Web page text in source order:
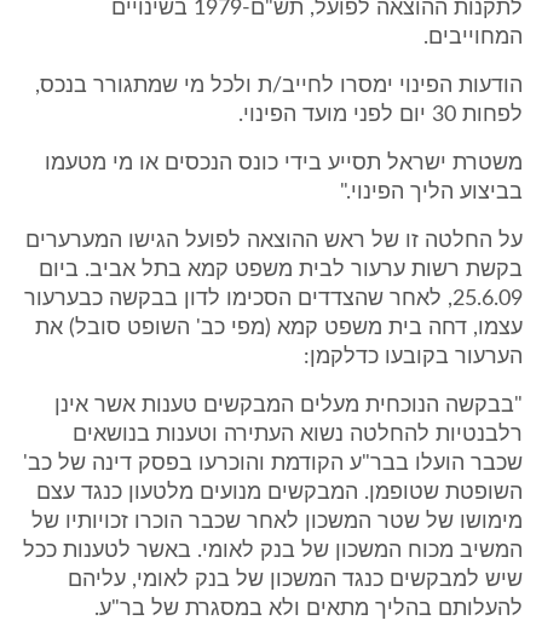
לתקנות ההוצאה לפועל, תש"ם-1979 בשינויים
המחוייבים.
הודעות הפינוי ימסרו לחייב/ת ולכל מי שמתגורר בנכס,
לפחות 30 יום לפני מועד הפינוי.
משטרת ישראל תסייע בידי כונס הנכסים או מי מטעמו
בביצוע הליך הפינוי."
על החלטה זו של ראש ההוצאה לפועל הגישו המערערים
בקשת רשות ערעור לבית משפט קמא בתל אביב. ביום
25.6.09, לאחר שהצדדים הסכימו לדון בבקשה כבערעור
עצמו, דחה בית משפט קמא (מפי כב' השופט סובל) את
הערעור בקובעו כדלקמן:
"בבקשה הנוכחית מעלים המבקשים טענות אשר אינן
רלבנטיות להחלטה נשוא העתירה וטענות בנושאים
שכבר הועלו בבר"ע הקודמת והוכרעו בפסק דינה של כב'
השופטת שטופמן. המבקשים מנועים מלטעון כנגד עצם
מימושו של שטר המשכון לאחר שכבר הוכרו זכויותיו של
המשיב מכוח המשכון של בנק לאומי. באשר לטענות ככל
שיש למבקשים כנגד המשכון של בנק לאומי, עליהם
להעלותם בהליך מתאים ולא במסגרת של בר"ע.